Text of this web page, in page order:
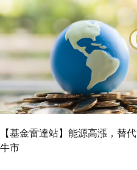
【基金雷達站】能源高漲，替
牛市